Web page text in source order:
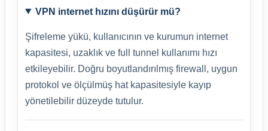
VPN internet hızını düşürür mü?
Şifreleme yükü, kullanıcının ve kurumun internet
kapasitesi, uzaklık ve full tunnel kullanımı hızı
etkileyebilir. Doğru boyutlandırılmış firewall, uygun
protokol ve ölçülmüş hat kapasitesiyle kayıp
yönetilebilir düzeyde tutulur.